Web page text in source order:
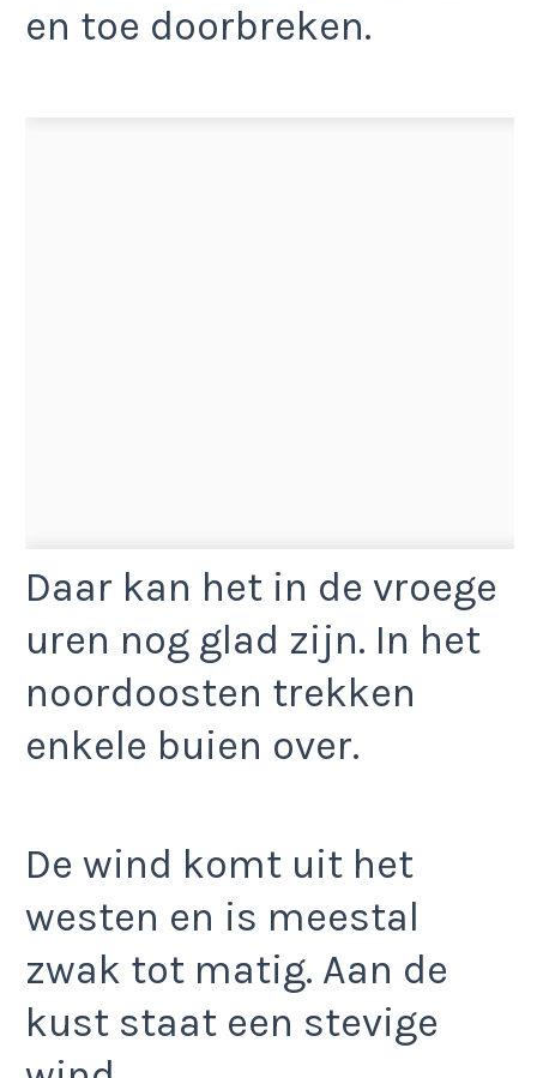
en toe doorbreken.
Daar kan het in de vroege
uren nog glad zijn. In het
noordoosten trekken
enkele buien over.
De wind komt uit het
westen en is meestal
zwak tot matig. Aan de
kust staat een stevige